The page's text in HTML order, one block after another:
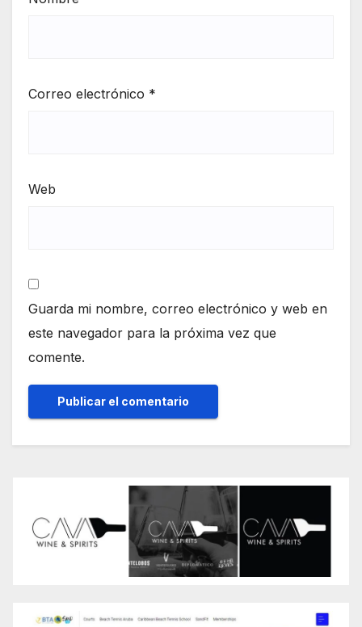
Correo electrónico *
Web
Guarda mi nombre, correo electrónico y web en
este navegador para la próxima vez que
comente.